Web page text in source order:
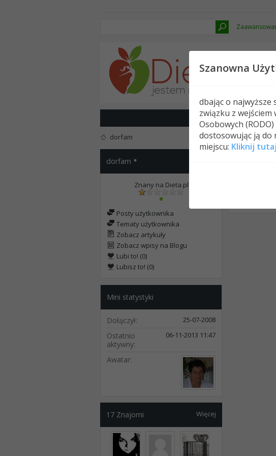
dorfam
dorfam
Znany na Dieta.pl
Posty użytkownika
Tematy użytkownika
Zobacz artykuły
Zobacz wpisy na Blogu
Lubi to! (0)
Lubisz to! (0)
Mini statystyki
Dołączył 25-07-2008
Ostatnio
aktywny
06-11-2013 11:47
Awatar
Więcej
17 Znajomi
Szanowna
dbając o
związku z
Osobowych
dostosowując ją do
miejscu: Kliknij tutaj